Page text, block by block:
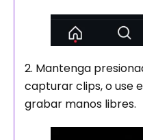
2. Mantenga
capturar clips, o use
grabar manos libres.